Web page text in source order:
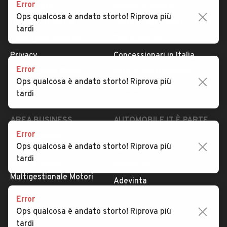
Serve aiuto?
Dati identificativi
Privacy
Impostazioni Privacy
Security
Tutte le auto usate
Concessionari in Italia
Valutazione auto
AREA BUSINESS
Registrazione
concessionario
Multigestionale Motori
AUTOMOBILE.IT È PARTE
subito.it
Adevinta
SEGUICI
Error
Ops qualcosa è andato storto! Riprova più
tardi
Error
Ops qualcosa è andato storto! Riprova più
tardi
Error
Ops qualcosa è andato storto! Riprova più
tardi
Error
Ops qualcosa è andato storto! Riprova più
tardi